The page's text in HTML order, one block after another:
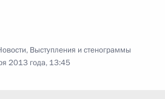
, Выступления и стенограммы
2013 года, 13:45